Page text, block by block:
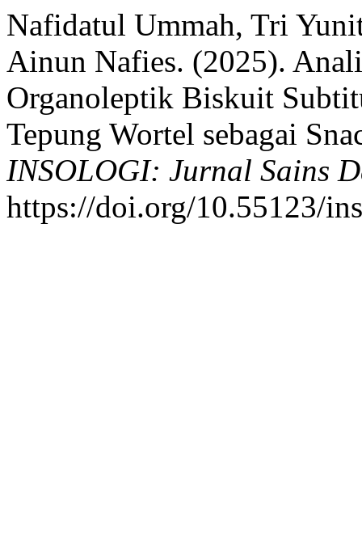
Nafidatul Ummah, Tri
Ainun Nafies. (2025).
Organoleptik Biskuit
Tepung Wortel sebagai
INSOLOGI: Jurnal Sains
https://doi.org/10.55123/